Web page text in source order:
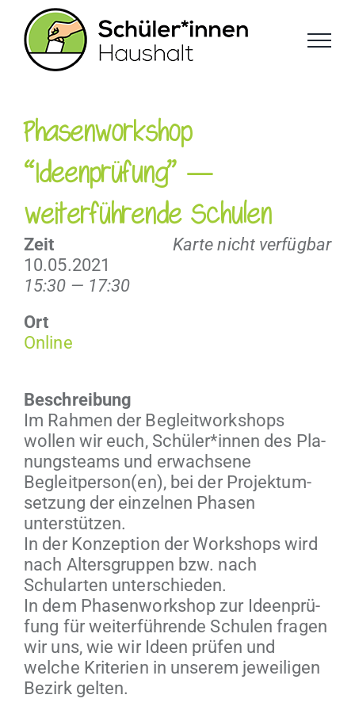
Inhalt
springen
Phasenworkshop
“Ideenprüfung” —
weiterführende Schulen
Karte nicht verfügbar
Zeit
10.05.2021
15:30 — 17:30
Ort
Online
Beschrei­bung
Im Rah­men der Begleit­work­shops
wollen wir euch, Schüler*innen des Pla­
nung­steams und erwach­sene
Begleitperson(en), bei der Pro­jek­tum­
set­zung der einzel­nen Phasen
unterstützen.
In der Konzep­tion der Work­shops wird
nach Alters­grup­pen bzw. nach
Schu­larten unterschieden.
In dem Phasen­work­shop zur Ideen­prü­
fung für weit­er­führende Schulen fra­gen
wir uns, wie wir Ideen prüfen und
welche Kri­te­rien in unserem jew­eili­gen
Bezirk gelten.